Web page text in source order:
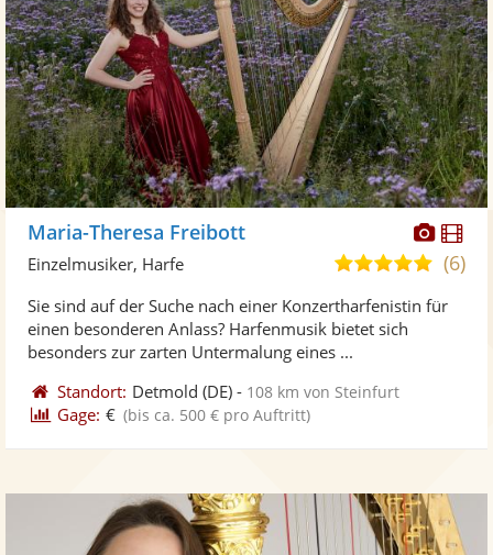
Fotos
Maria-Theresa Freibott
5,0
5
(6)
Einzelmusiker, Harfe
Sie sind auf der Suche nach einer Konzertharfenistin für
einen besonderen Anlass? Harfenmusik bietet sich
besonders zur zarten Untermalung eines ...
Standort: Detmold (DE) - 108 km von Steinfurt
Gage: € (bis ca. 500 € pro Auftritt)